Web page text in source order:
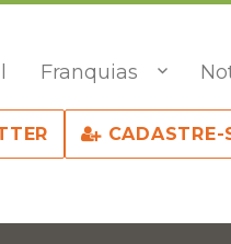
Franquias
CADASTRE-